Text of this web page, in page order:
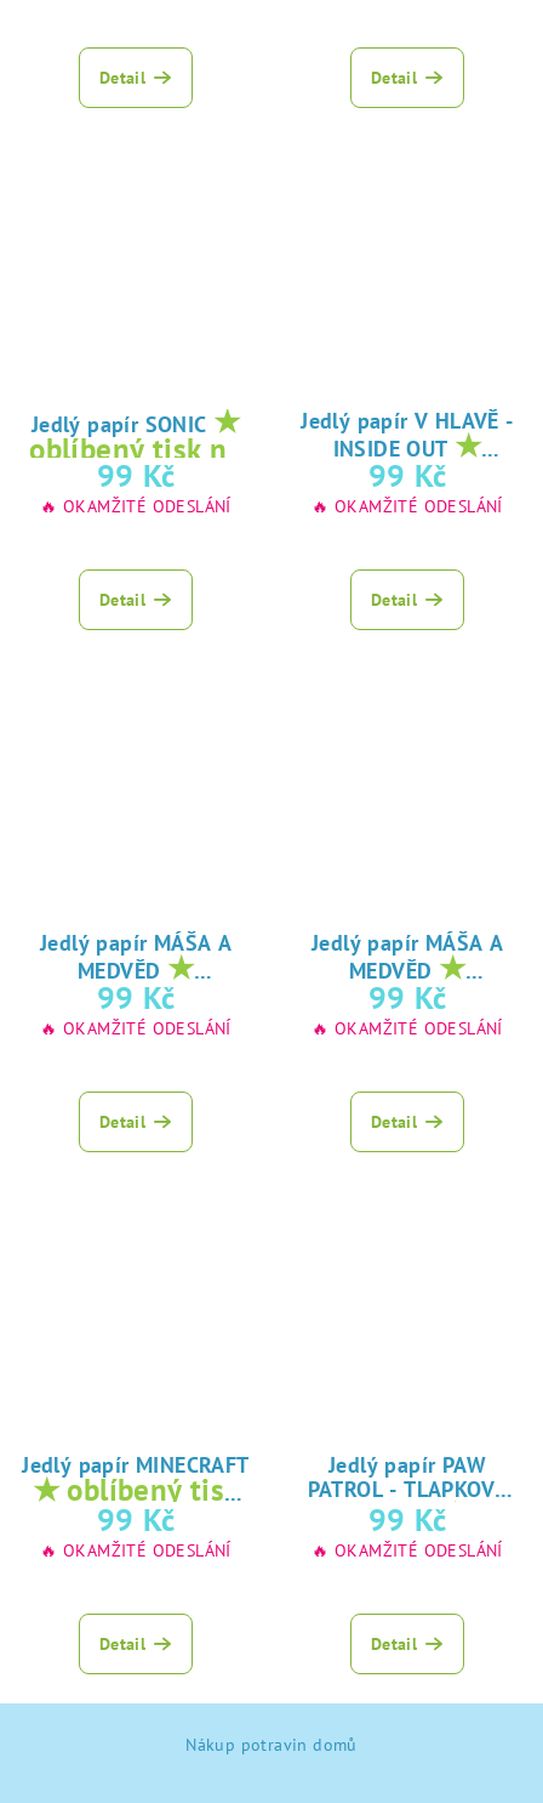
Detail Detail
Jedlý papír SONIC ★
oblíbený tisk na
jedlý papír
99 Kč
🔥 OKAMŽITÉ ODESLÁNÍ
Detail
Jedlý papír V HLAVĚ -
INSIDE OUT ★
oblíbený tisk na
jedlý papír
99 Kč
🔥 OKAMŽITÉ ODESLÁNÍ
Detail
Jedlý papír MÁŠA A
MEDVĚD ★
oblíbený tisk na
jedlý papír
99 Kč
🔥 OKAMŽITÉ ODESLÁNÍ
Detail
Jedlý papír MÁŠA A
MEDVĚD ★
oblíbený tisk na
jedlý papír
99 Kč
🔥 OKAMŽITÉ ODESLÁNÍ
Detail
Jedlý papír MINECRAFT
★ oblíbený tisk
na jedlý papír
99 Kč
🔥 OKAMŽITÉ ODESLÁNÍ
Detail
Jedlý papír PAW
PATROL - TLAPKOVÁ
PATROLA★
oblíbený tisk na
jedlý papír
99 Kč
🔥 OKAMŽITÉ ODESLÁNÍ
Detail
Nákup potravin domů